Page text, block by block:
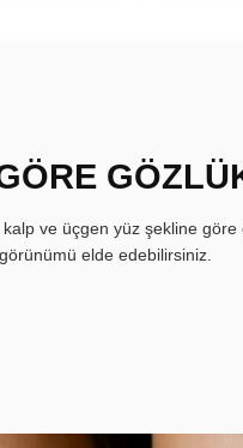
ve üçgen yüz şekline
elde edebilirsiniz.